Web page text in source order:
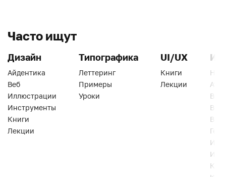
Часто ищут
Дизайн
Айдентика
Веб
Иллюстрации
Инструменты
Книги
Лекции
Типографика
Леттеринг
Примеры
Уроки
UI/UX
Книги
Лекции
Веб